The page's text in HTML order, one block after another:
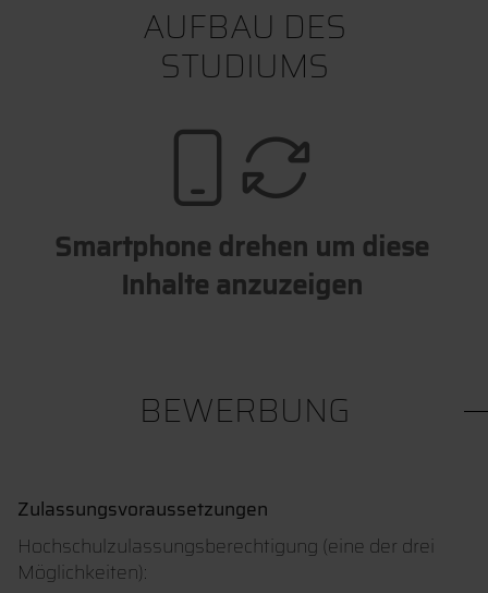
AUFBAU DES
STUDIUMS
Smartphone drehen um diese
Inhalte anzuzeigen
BEWERBUNG
Zulassungsvoraussetzungen
Hochschulzulassungsberechtigung (eine der drei
Möglichkeiten):